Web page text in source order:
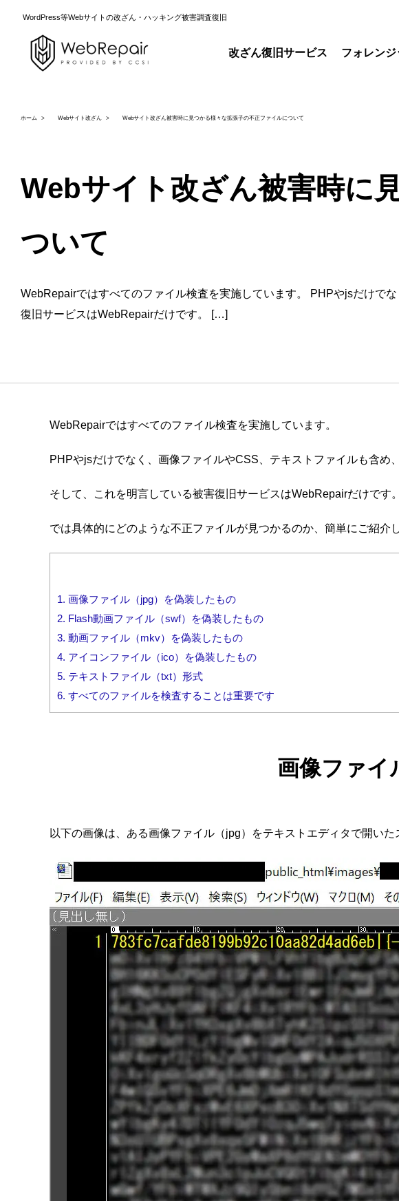
WordPress等Webサイトの改ざん・ハッキング被害調査復旧
改ざん復旧サービス フォレン
ホーム Webサイト改ざん Webサイト改ざん被害時に見つかる様々な拡張子の不正ファイルについて
Webサイト改ざん被害時に
ついて
WebRepairではすべてのファイル検査を実施しています。 PHPやjsだけで
復旧サービスはWebRepairだけです。 […]
WebRepairではすべてのファイル検査を実施しています。
PHPやjsだけでなく、画像ファイルやCSS、テキストファイルも含め
そして、これを明言している被害復旧サービスはWebRepairだけです。
では具体的にどのような不正ファイルが見つかるのか、簡単にご紹介し
1. 画像ファイル（jpg）を偽装したもの
2. Flash動画ファイル（swf）を偽装したもの
3. 動画ファイル（mkv）を偽装したもの
4. アイコンファイル（ico）を偽装したもの
5. テキストファイル（txt）形式
6. すべてのファイルを検査することは重要です
画像ファイ
以下の画像は、ある画像ファイル（jpg）をテキストエディタで開いた